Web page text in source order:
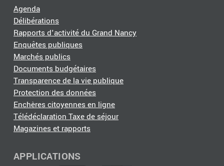
Agenda
Délibérations
Rapports d'activité du Grand Nancy
Enquêtes publiques
Marchés publics
Documents budgétaires
Transparence de la vie publique
Protection des données
Enchères citoyennes en ligne
Télédéclaration Taxe de séjour
Magazines et rapports
APPLICATIONS